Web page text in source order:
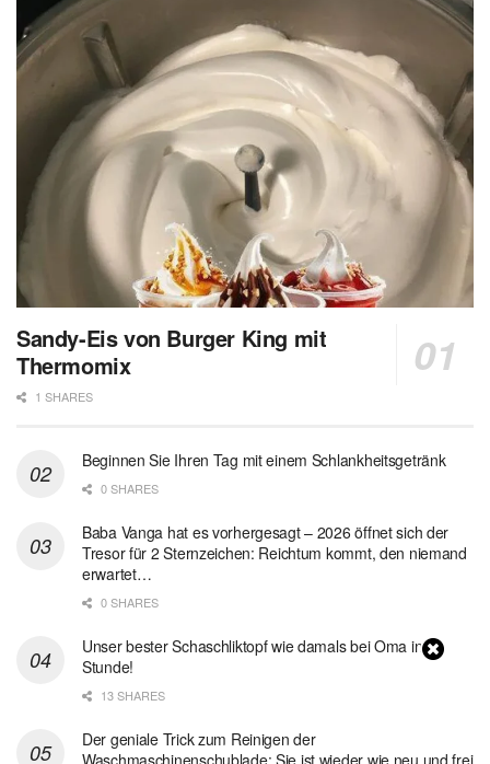
Sandy-Eis von Burger King mit
Thermomix
1 SHARES
Beginnen Sie Ihren Tag mit einem Schlankheitsgetränk
0 SHARES
Baba Vanga hat es vorhergesagt – 2026 öffnet sich der
Tresor für 2 Sternzeichen: Reichtum kommt, den niemand
erwartet…
0 SHARES
Unser bester Schaschliktopf wie damals bei Oma in 1
Stunde!
13 SHARES
Der geniale Trick zum Reinigen der